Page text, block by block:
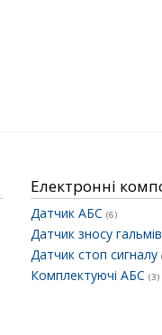
Електронні
Датчик АБС (6)
Датчик зносу
Датчик стоп сигналу
Комплектуючі АБС (3)